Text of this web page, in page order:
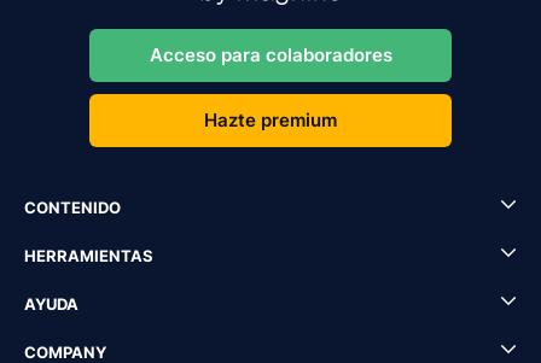
Acceso para colaboradores
Hazte premium
CONTENIDO
HERRAMIENTAS
AYUDA
COMPANY